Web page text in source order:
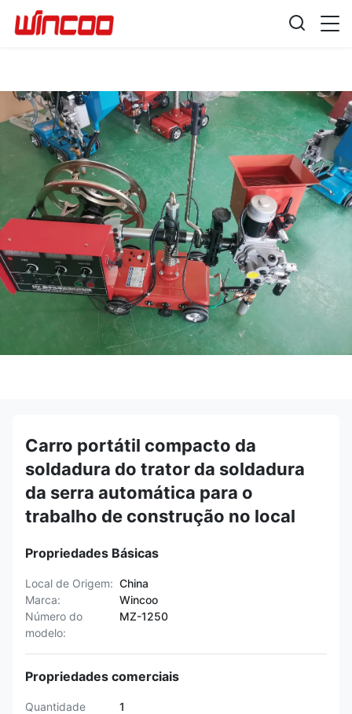
Carro portátil compacto da
soldadura do trator da soldadura
da serra automática para o
trabalho de construção no local
Propriedades Básicas
Local de Origem: China
Marca:
Wincoo
Número do
modelo:
MZ-1250
Propriedades comerciais
Quantidade
1